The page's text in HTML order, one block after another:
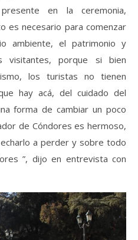
en la ceremonia,
es necesario para comenzar
ambiente, el patrimonio y
visitantes, porque si bien
los turistas no tienen
hay acá, del cuidado del
forma de cambiar un poco
de Cóndores es hermoso,
a perder y sobre todo
”, dijo en entrevista con